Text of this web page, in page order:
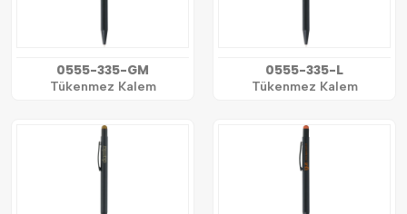
0555-335-GM
Tükenmez Kalem
0555-335-L
Tükenmez Kalem